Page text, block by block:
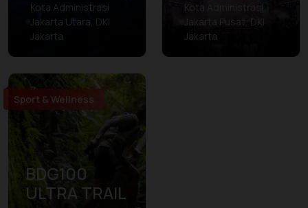
Kota Administrasi
Jakarta Utara, DKI
Jakarta
Kota Administrasi
Jakarta Pusat, DKI
Jakarta
Sport & Wellness
BDG100
ULTRA TRAIL